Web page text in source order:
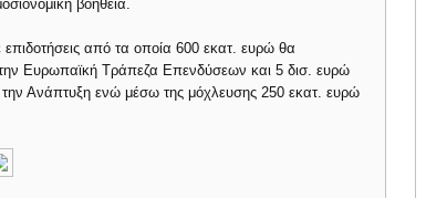
βοήθεια.
από τα οποία 600 εκατ. ευρώ θα
Ευρωπαϊκή Τράπεζα Επενδύσεων και 5 δισ. ευρώ
Ανάπτυξη ενώ μέσω της μόχλευσης 250 εκατ. ευρώ